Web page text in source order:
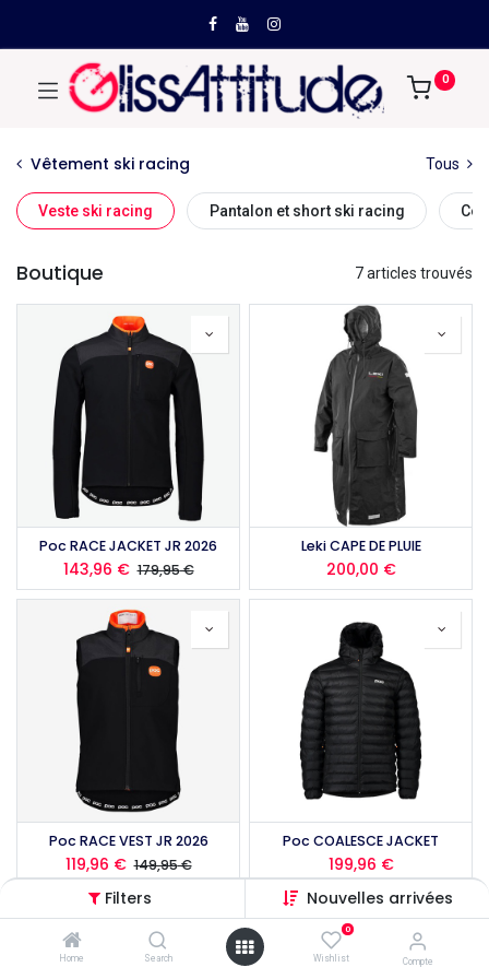
Filters Nouvelles arrivées
Home Search
0
Wishlist Compte
0
Vêtement ski racing Tous
Veste ski racing Pantalon et short ski racing
Boutique 7 articles trouvés
Poc RACE JACKET JR 2026
143,96 € 179,95€
Leki CAPE DE PLUIE
200,00 €
Poc RACE VEST JR 2026
119,96 € 149,95€
Poc COALESCE JACKET
199,96 €